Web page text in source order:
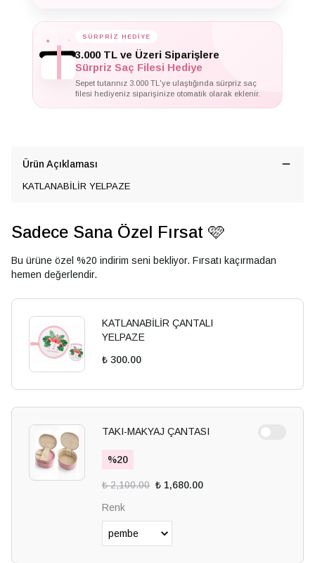
✦ ✦
SÜRPRİZ HEDİYE
3.000 TL ve Üzeri Siparişlere
Sürpriz Saç Filesi Hediye
Sepet tutarınız 3.000 TL'ye ulaştığında sürpriz saç
filesi hediyeniz siparişinize otomatik olarak eklenir.
Ürün Açıklaması
KATLANABİLİR YELPAZE
Sadece Sana Özel Fırsat 🩷
Bu ürüne özel %20 indirim seni bekliyor. Fırsatı kaçırmadan
hemen değerlendir.
KATLANABİLİR ÇANTALI
YELPAZE
₺ 300.00
TAKI-MAKYAJ ÇANTASI
%20
₺ 2,100.00 ₺ 1,680.00
Renk